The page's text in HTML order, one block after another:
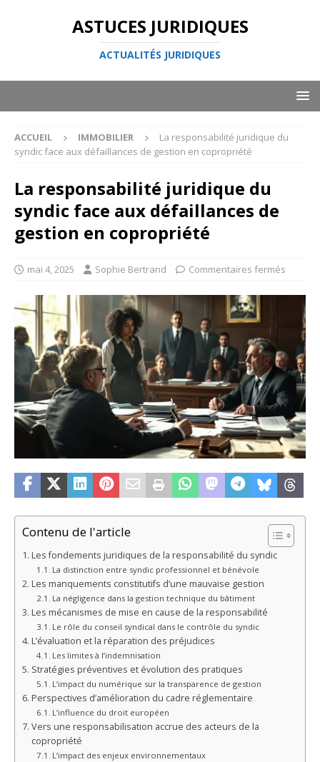
ASTUCES JURIDIQUES
ACTUALITÉS JURIDIQUES
ACCUEIL IMMOBILIER
La responsabilité juridique du
syndic face aux défaillances de gestion en copropriété
La responsabilité juridique du
syndic face aux défaillances de
gestion en copropriété
mai 4, 2025 Sophie Bertrand Commentaires fermés
Contenu de l'article
Les fondements juridiques de la responsabilité du syndic
La distinction entre syndic professionnel et bénévole
Les manquements constitutifs d’une mauvaise gestion
La négligence dans la gestion technique du bâtiment
Les mécanismes de mise en cause de la responsabilité
Le rôle du conseil syndical dans le contrôle du syndic
L’évaluation et la réparation des préjudices
Les limites à l’indemnisation
Stratégies préventives et évolution des pratiques
L’impact du numérique sur la transparence de gestion
Perspectives d’amélioration du cadre réglementaire
L’influence du droit européen
Vers une responsabilisation accrue des acteurs de la
copropriété
L’impact des enjeux environnementaux